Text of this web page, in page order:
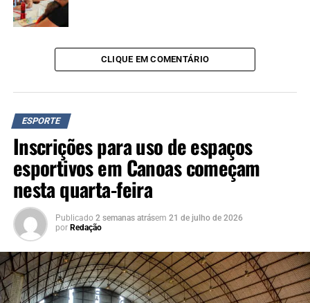
CLIQUE EM COMENTÁRIO
ESPORTE
Inscrições para uso de espaços
esportivos em Canoas começam
nesta quarta-feira
Publicado 2 semanas atrásem 21 de julho de 2026
por Redação